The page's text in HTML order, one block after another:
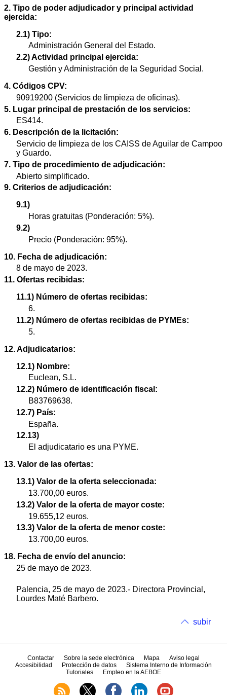
2. Tipo de poder adjudicador y principal actividad
ejercida:
2.1) Tipo:
Administración General del Estado.
2.2) Actividad principal ejercida:
Gestión y Administración de la Seguridad Social.
4. Códigos CPV:
90919200 (Servicios de limpieza de oficinas).
5. Lugar principal de prestación de los servicios:
ES414.
6. Descripción de la licitación:
Servicio de limpieza de los CAISS de Aguilar de Campoo
y Guardo.
7. Tipo de procedimiento de adjudicación:
Abierto simplificado.
9. Criterios de adjudicación:
9.1)
Horas gratuitas (Ponderación: 5%).
9.2)
Precio (Ponderación: 95%).
10. Fecha de adjudicación:
8 de mayo de 2023.
11. Ofertas recibidas:
11.1) Número de ofertas recibidas:
6.
11.2) Número de ofertas recibidas de PYMEs:
5.
12. Adjudicatarios:
12.1) Nombre:
Euclean, S.L.
12.2) Número de identificación fiscal:
B83769638.
12.7) País:
España.
12.13)
El adjudicatario es una PYME.
13. Valor de las ofertas:
13.1) Valor de la oferta seleccionada:
13.700,00 euros.
13.2) Valor de la oferta de mayor coste:
19.655,12 euros.
13.3) Valor de la oferta de menor coste:
13.700,00 euros.
18. Fecha de envío del anuncio:
25 de mayo de 2023.
Palencia, 25 de mayo de 2023.- Directora Provincial,
Lourdes Maté Barbero.
subir
Contactar Sobre la sede electrónica Mapa
Aviso legal
Accesibilidad
Protección de datos
Sistema Interno de Información
Tutoriales
Empleo en la AEBOE